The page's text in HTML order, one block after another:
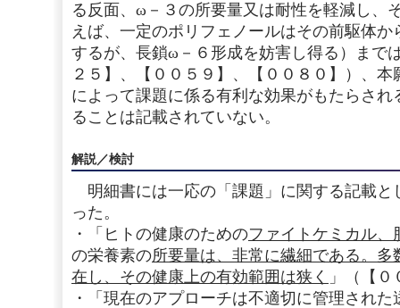
る反面、ω－３の所要量又は耐性を軽減し、
えば、一定のポリフェノールはその前駆体
するが、長鎖ω－６形成を妨害し得る）まで
２５】、【００５９】、【００８０】）、
によって課題に係る有利な効果がもたらさ
ることは記載されていない。
解説／検討
明細書には一応の「課題」に関する記載と
った。
・「ヒトの健康のためのファイトケミカル、
の栄養素の所要量は、非常に繊細である。
在し、その健康上の有効範囲は狭く 」（【
・「現在のアプローチは不適切に管理され